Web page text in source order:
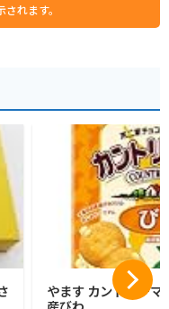
れます。
やます カントリーマ